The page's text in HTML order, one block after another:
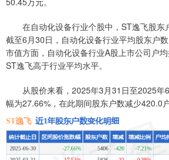
在自动化设备行业个股中，ST逸飞股东
截至6月30日，自动化设备行业平均股东户
市值方面，自动化设备行业A股上市公司户
ST逸飞高于行业平均水平。
从股价来看，2025年3月31日至2025年6
幅为27.66%，在此期间股东户数减少420.0